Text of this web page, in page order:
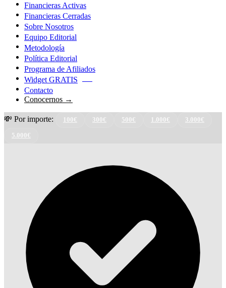
Financieras Activas
Financieras Cerradas
Sobre Nosotros
Equipo Editorial
Metodología
Política Editorial
Programa de Afiliados
Widget GRATIS
Contacto
Conocernos →
💸 Por importe: 100€ 300€ 500€ 1.000€ 3.000€
5.000€